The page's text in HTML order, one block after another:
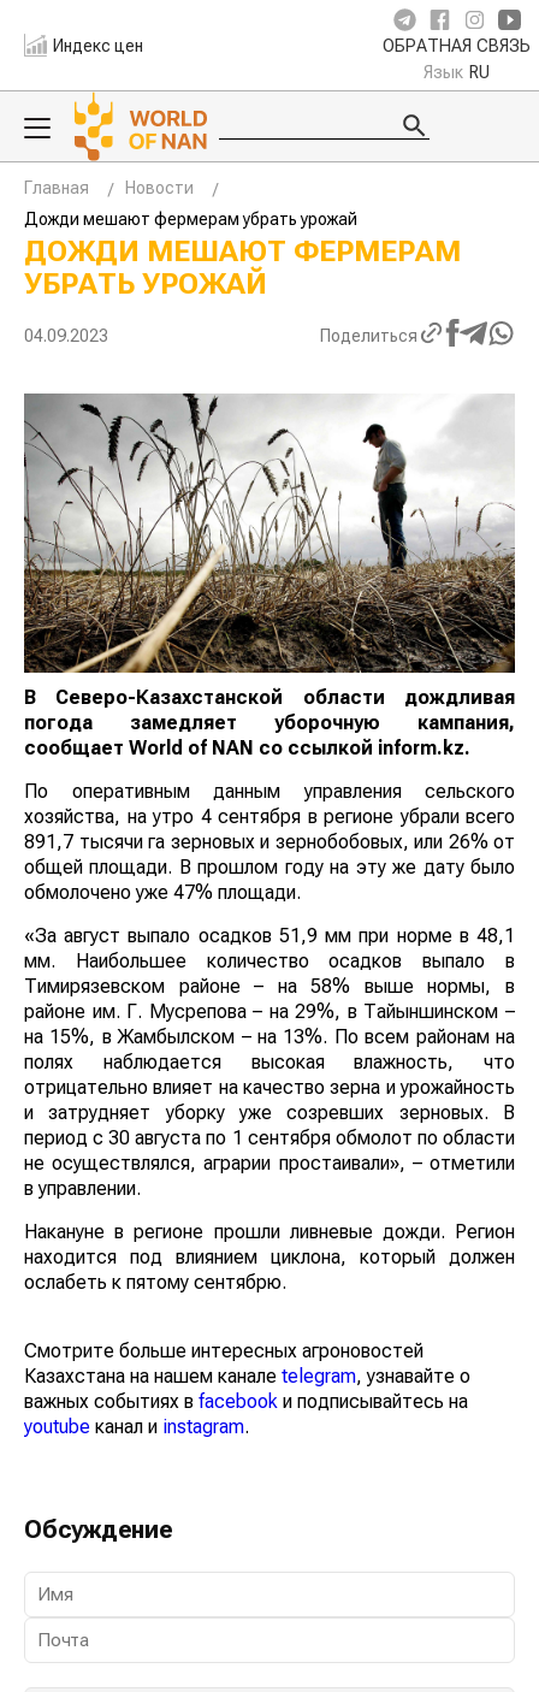
Индекс цен ОБРАТНАЯ СВЯЗЬ
Язык RU
Главная
Новости
Дожди мешают фермерам убрать урожай
ДОЖДИ МЕШАЮТ ФЕРМЕРАМ
УБРАТЬ УРОЖАЙ
04.09.2023 Поделиться
В Северо-Казахстанской области дождливая
погода замедляет уборочную кампания,
сообщает World of NAN со ссылкой inform.kz.
По оперативным данным управления сельского
хозяйства, на утро 4 сентября в регионе убрали всего
891,7 тысячи га зерновых и зернобобовых, или 26% от
общей площади. В прошлом году на эту же дату было
обмолочено уже 47% площади.
«За август выпало осадков 51,9 мм при норме в 48,1
мм. Наибольшее количество осадков выпало в
Тимирязевском районе – на 58% выше нормы, в
районе им. Г. Мусрепова – на 29%, в Тайыншинском –
на 15%, в Жамбылском – на 13%. По всем районам на
полях наблюдается высокая влажность, что
отрицательно влияет на качество зерна и урожайность
и затрудняет уборку уже созревших зерновых. В
период с 30 августа по 1 сентября обмолот по области
не осуществлялся, аграрии простаивали», – отметили
в управлении.
Накануне в регионе прошли ливневые дожди. Регион
находится под влиянием циклона, который должен
ослабеть к пятому сентябрю.
Смотрите больше интересных агроновостей
Казахстана на нашем канале telegram, узнавайте о
важных событиях в facebook и подписывайтесь на
youtube канал и instagram.
Обсуждение